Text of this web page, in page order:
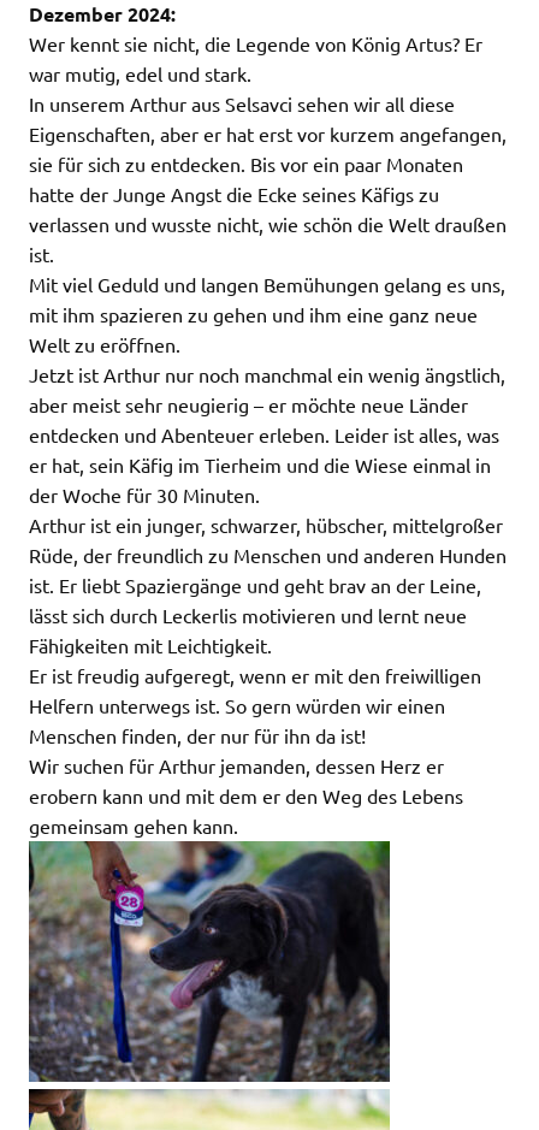
Dezember 2024:
Wer kennt sie nicht, die Legende von König Artus? Er
war mutig, edel und stark.
In unserem Arthur aus Selsavci sehen wir all diese
Eigenschaften, aber er hat erst vor kurzem angefangen,
sie für sich zu entdecken. Bis vor ein paar Monaten
hatte der Junge Angst die Ecke seines Käfigs zu
verlassen und wusste nicht, wie schön die Welt draußen
ist.
Mit viel Geduld und langen Bemühungen gelang es uns,
mit ihm spazieren zu gehen und ihm eine ganz neue
Welt zu eröffnen.
Jetzt ist Arthur nur noch manchmal ein wenig ängstlich,
aber meist sehr neugierig – er möchte neue Länder
entdecken und Abenteuer erleben. Leider ist alles, was
er hat, sein Käfig im Tierheim und die Wiese einmal in
der Woche für 30 Minuten.
Arthur ist ein junger, schwarzer, hübscher, mittelgroßer
Rüde, der freundlich zu Menschen und anderen Hunden
ist. Er liebt Spaziergänge und geht brav an der Leine,
lässt sich durch Leckerlis motivieren und lernt neue
Fähigkeiten mit Leichtigkeit.
Er ist freudig aufgeregt, wenn er mit den freiwilligen
Helfern unterwegs ist. So gern würden wir einen
Menschen finden, der nur für ihn da ist!
Wir suchen für Arthur jemanden, dessen Herz er
erobern kann und mit dem er den Weg des Lebens
gemeinsam gehen kann.